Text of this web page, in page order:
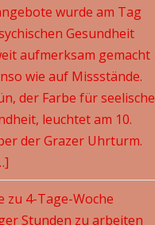
wurde am Tag
Gesundheit
aufmerksam gemacht
wie auf Missstände.
der Farbe für seelische
leuchtet am 10.
der Grazer Uhrturm.
zu 4-Tage-Woche
Stunden zu arbeiten